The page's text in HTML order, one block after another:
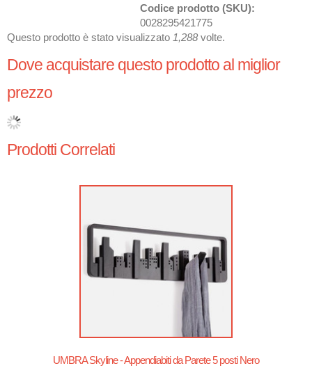
Codice prodotto (SKU):
0028295421775
Questo prodotto è stato visualizzato 1,288volte.
Dove acquistare questo prodotto al miglior
prezzo
Prodotti Correlati
UMBRA Skyline - Appendiabiti da Parete 5 posti Nero